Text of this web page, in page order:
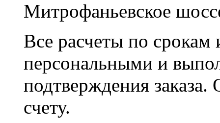
Митрофаньевское
Все расчеты по срокам
персональными и
подтверждения заказа.
счету.